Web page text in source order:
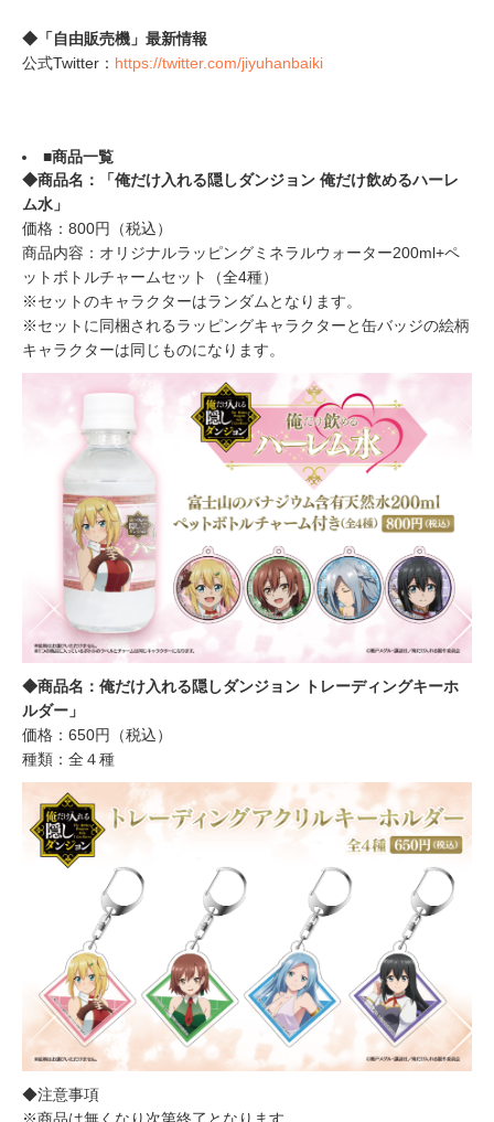
◆「自由販売機」最新情報
公式Twitter： https://twitter.com/jiyuhanbaiki
■商品一覧
◆商品名：「俺だけ入れる隠しダンジョン 俺だけ飲めるハーレ
ム水」
価格：800円（税込）
商品内容：オリジナルラッピングミネラルウォーター200ml+ペ
ットボトルチャームセット（全4種）
※セットのキャラクターはランダムとなります。
※セットに同梱されるラッピングキャラクターと缶バッジの絵柄
キャラクターは同じものになります。
◆商品名：俺だけ入れる隠しダンジョン トレーディングキーホ
ルダー」
価格：650円（税込）
種類：全４種
◆注意事項